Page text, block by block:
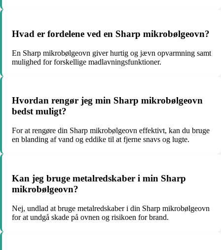
Hvad er fordelene ved en Sharp mikrobølgeovn?
En Sharp mikrobølgeovn giver hurtig og jævn opvarmning samt
mulighed for forskellige madlavningsfunktioner.
Hvordan rengør jeg min Sharp mikrobølgeovn
bedst muligt?
For at rengøre din Sharp mikrobølgeovn effektivt, kan du bruge
en blanding af vand og eddike til at fjerne snavs og lugte.
Kan jeg bruge metalredskaber i min Sharp
mikrobølgeovn?
Nej, undlad at bruge metalredskaber i din Sharp mikrobølgeovn
for at undgå skade på ovnen og risikoen for brand.